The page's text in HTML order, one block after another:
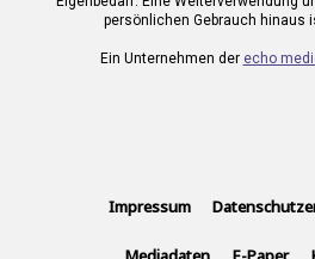
persönlichen Gebrauch hinaus
Ein Unternehmen der echo
Impressum